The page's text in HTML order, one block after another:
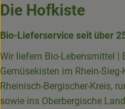
Die Hofkiste
Bio-Lieferservice seit über
Wir liefern Bio-Lebensmittel |
Gemüsekisten im Rhein-
Rheinisch-Bergischer-Kreis,
sowie ins Oberbergische